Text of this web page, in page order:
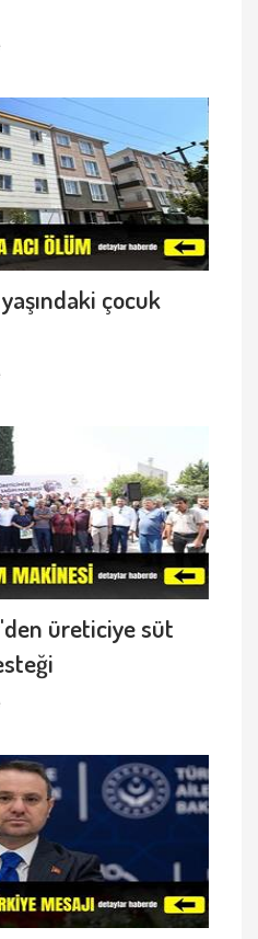
çocuk
üreticiye süt